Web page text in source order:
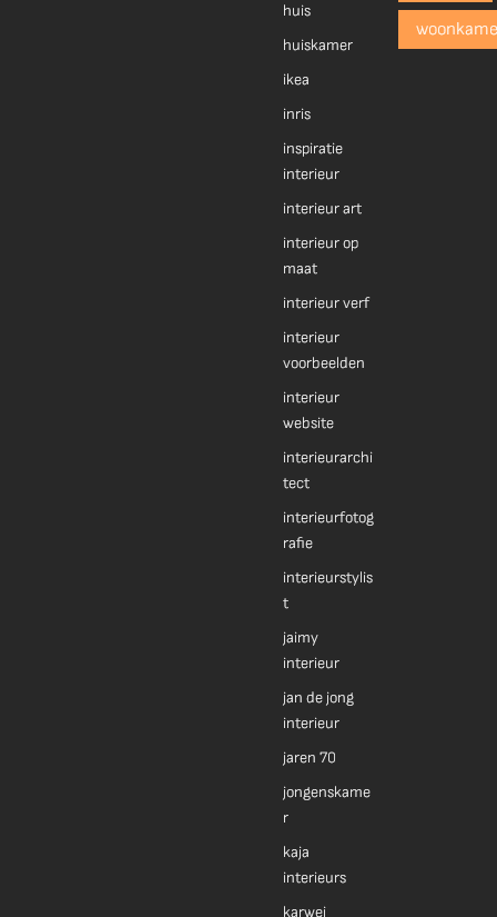
huis
huiskamer
ikea
inris
inspiratie
interieur
interieur art
interieur op
maat
interieur verf
interieur
voorbeelden
interieur
website
interieurarchi
tect
interieurfotog
rafie
interieurstylis
t
jaimy
interieur
jan de jong
interieur
jaren 70
jongenskame
r
kaja
interieurs
karwei